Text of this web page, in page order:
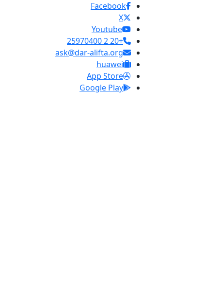
Facebook
X
Youtube
+20 2 25970400
ask@dar-alifta.org
huawei
App Store
Google Play